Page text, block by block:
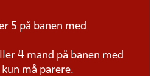
5 på banen med
4 mand på banen med
må parere.